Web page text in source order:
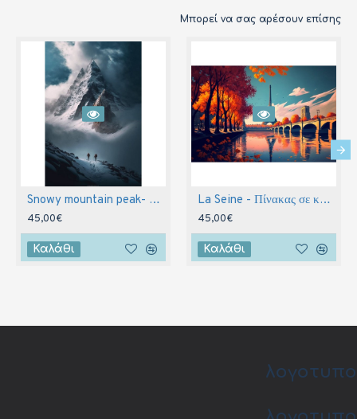
Μπορεί να σας αρέσουν επίσης
Snowy mountain peak- Πίνακας σε καμβά
45,00€
Καλάθι
La Seine - Πίνακας σε καμβά
45,00€
Καλάθι
λογοτυπο